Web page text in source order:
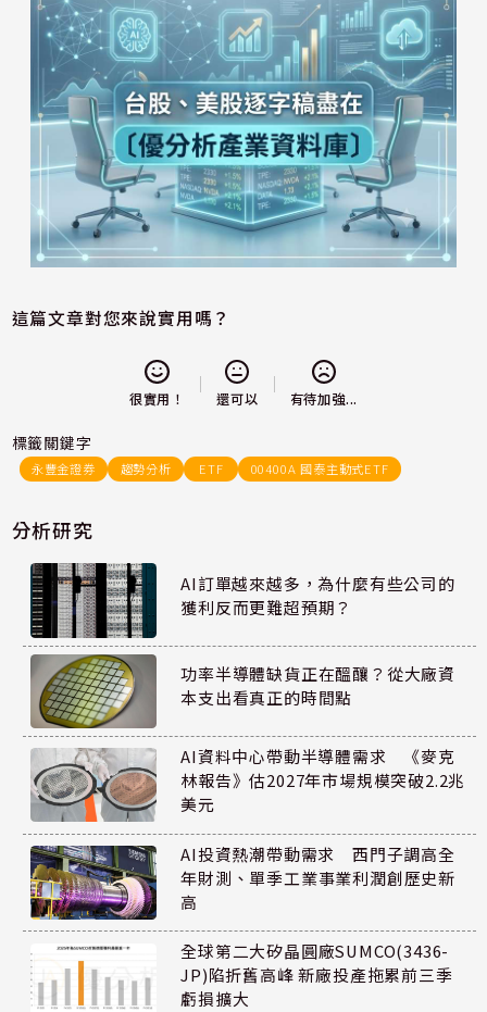
這篇文章對您來說實用嗎？
很實用！ 還可以 有待加強...
標籤關鍵字
永豐金證券 趨勢分析 ETF 00400A 國泰主動式ETF
分析研究
AI訂單越來越多，為什麼有些公司的
獲利反而更難超預期？
功率半導體缺貨正在醞釀？從大廠資
本支出看真正的時間點
AI資料中心帶動半導體需求 《麥克
林報告》估2027年市場規模突破2.2兆
美元
AI投資熱潮帶動需求 西門子調高全
年財測、單季工業事業利潤創歷史新
高
全球第二大矽晶圓廠SUMCO(3436-
JP)陷折舊高峰 新廠投產拖累前三季
虧損擴大